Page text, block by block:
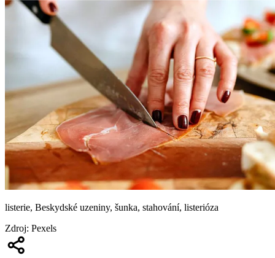
listerie, Beskydské uzeniny, šunka, stahování, listerióza
Zdroj: Pexels